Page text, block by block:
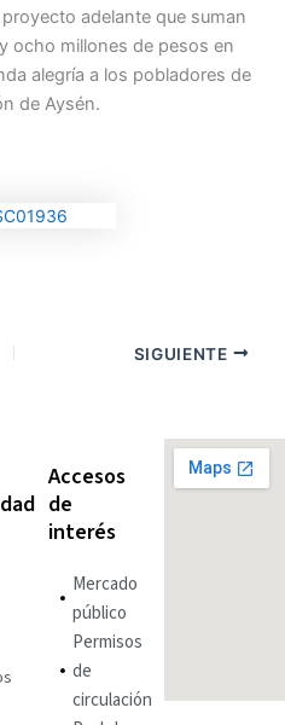
adelante que suman
ocho millones de pesos en
alegría a los pobladores de
de Aysén.
SIGUIENTE
Accesos
de
interés
Mercado
público
Permisos
de
circulación